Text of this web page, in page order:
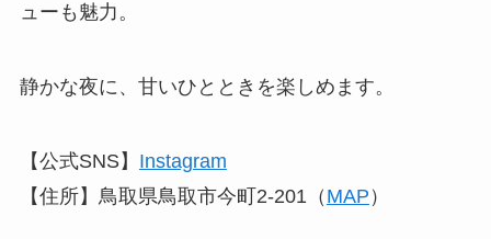
ューも魅力。
静かな夜に、甘いひとときを楽しめます。
【公式SNS】 Instagram
【住所】鳥取県鳥取市今町2-201（ MAP ）